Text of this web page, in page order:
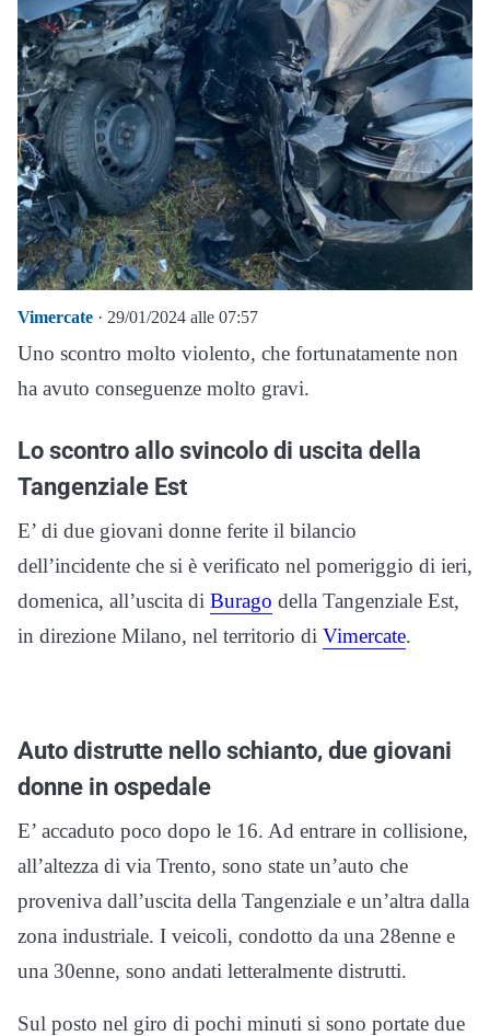
Vimercate · 29/01/2024 alle 07:57
Uno scontro molto violento, che fortunatamente non
ha avuto conseguenze molto gravi.
Lo scontro allo svincolo di uscita della
Tangenziale Est
E’ di due giovani donne ferite il bilancio
dell’incidente che si è verificato nel pomeriggio di ieri,
domenica, all’uscita di Burago della Tangenziale Est,
in direzione Milano, nel territorio di Vimercate.
Auto distrutte nello schianto, due giovani
donne in ospedale
E’ accaduto poco dopo le 16. Ad entrare in collisione,
all’altezza di via Trento, sono state un’auto che
proveniva dall’uscita della Tangenziale e un’altra dalla
zona industriale. I veicoli, condotto da una 28enne e
una 30enne, sono andati letteralmente distrutti.
Sul posto nel giro di pochi minuti si sono portate due